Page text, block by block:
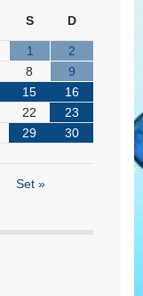
S D
1
2
8
9
15
16
22
23
29
30
Set »